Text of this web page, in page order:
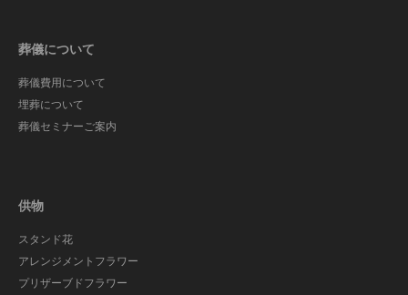
葬儀について
葬儀費用について
埋葬について
葬儀セミナーご案内
供物
スタンド花
アレンジメントフラワー
プリザーブドフラワー